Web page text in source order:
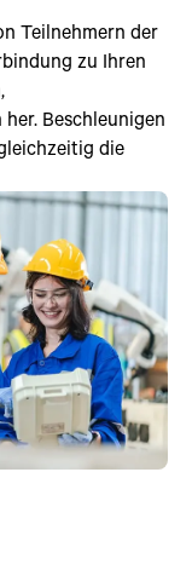
Teilnehmern der
zu Ihren
Beschleunigen
die